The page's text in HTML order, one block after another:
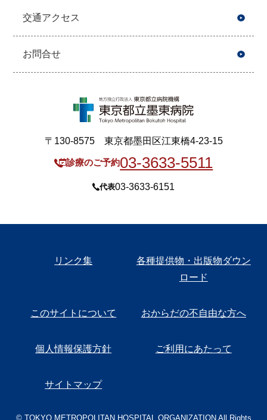
交通アクセス
お問合せ
〒130-8575 東京都墨田区江東橋4-23-15
診療のご予約03-3633-5511
代表03-3633-6151
リンク集
各種提供物・出版物ダウン
ロード
このサイトについて おからだの不自由な方へ
個人情報保護方針 ご利用にあたって
サイトマップ
© TOKYO METROPOLITAN HOSPITAL ORGANIZATION All Rights